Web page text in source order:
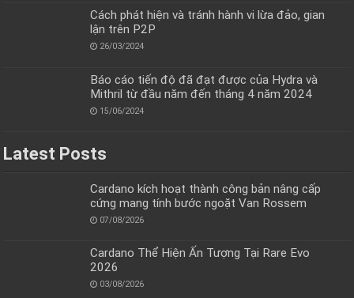
Cách phát hiện và tránh hành vi lừa đảo, gian
lận trên P2P
26/03/2024
Báo cáo tiến độ đã đạt được của Hydra và
Mithril từ đầu năm đến tháng 4 năm 2024
15/06/2024
Latest Posts
Cardano kích hoạt thành công bản nâng cấp
cứng mang tính bước ngoặt Van Rossem
07/08/2026
Cardano Thể Hiện Ấn Tượng Tại Rare Evo
2026
03/08/2026